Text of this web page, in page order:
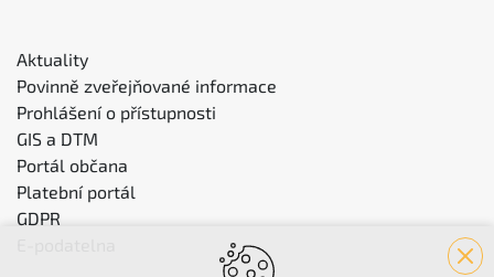
Aktuality
Povinně zveřejňované informace
Prohlášení o přístupnosti
GIS a DTM
Portál občana
Platební portál
GDPR